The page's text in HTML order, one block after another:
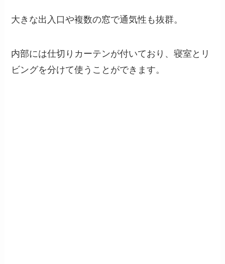
大きな出入口や複数の窓で通気性も抜群。
内部には仕切りカーテンが付いており、寝室とリ
ビングを分けて使うことができます。